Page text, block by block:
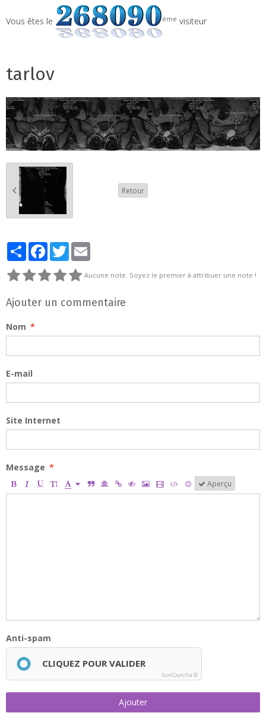
tarlov
Retour
PartagerFacebook
Twitter
Aucune note. Soyez le premier à attribuer une note !
Ajouter un commentaire
Nom
E-mail
Site Internet
Message
Aperçu
Anti-spam
CLIQUEZ POUR VALIDER
IconCaptcha ©
Ajouter
Vous êtes le ème visiteur